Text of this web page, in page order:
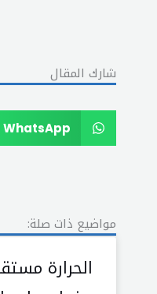
شارك المقال
WhatsApp
مواضيع ذات صلة:
الحرارة